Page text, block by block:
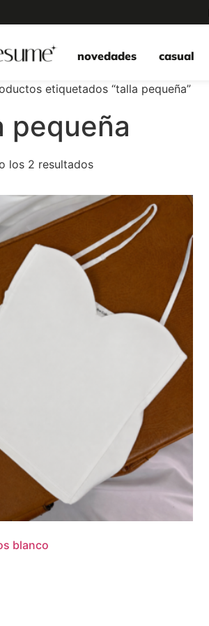
novedades casual
etiquetados “talla pequeña”
pequeña
los 2 resultados
blanco